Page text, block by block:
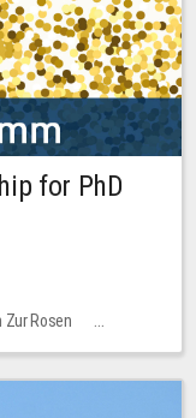
for PhD
Rosen